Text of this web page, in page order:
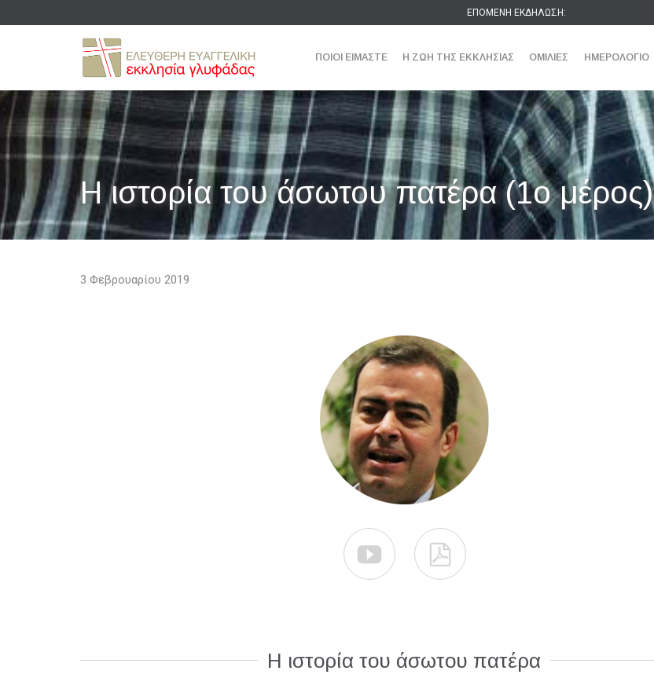
ΕΠΟΜΕΝΗ ΕΚΔΗΛΩΣΗ:
ΠΟΙΟΙ ΕΙΜΑΣΤΕ Η ΖΩΗ ΤΗΣ ΕΚΚΛΗΣΙΑΣ ΟΜΙΛΙΕΣ ΗΜΕΡΟΛΟΓΙΟ
Η ιστορία του άσωτου πατέρα (1ο μέρος)
3 Φεβρουαρίου 2019
 
Η ιστορία του άσωτου πατέρα